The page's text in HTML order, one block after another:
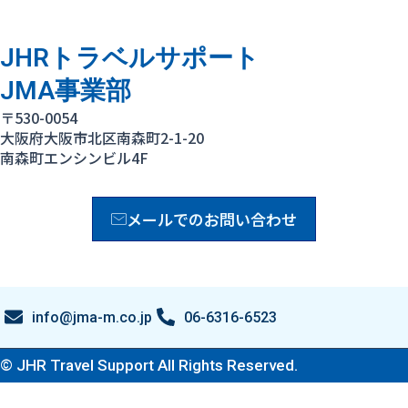
JHRトラベルサポート
JMA事業部
〒530-0054
大阪府大阪市北区南森町2-1-20
南森町エンシンビル4F
メールでのお問い合わせ
info@jma-m.co.jp 06-6316-6523
© JHR Travel Support All Rights Reserved.